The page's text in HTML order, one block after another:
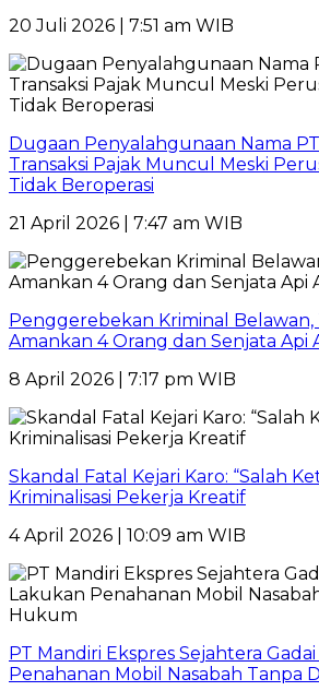
20 Juli 2026 | 7:51 am WIB
Dugaan Penyalahgunaan Nama
Transaksi Pajak Muncul Meski
Tidak Beroperasi
21 April 2026 | 7:47 am WIB
Penggerebekan Kriminal Belawan,
Amankan 4 Orang dan Senjata Api
8 April 2026 | 7:17 pm WIB
Skandal Fatal Kejari Karo: “Salah
Kriminalisasi Pekerja Kreatif
4 April 2026 | 10:09 am WIB
PT Mandiri Ekspres Sejahtera
Penahanan Mobil Nasabah Tanpa